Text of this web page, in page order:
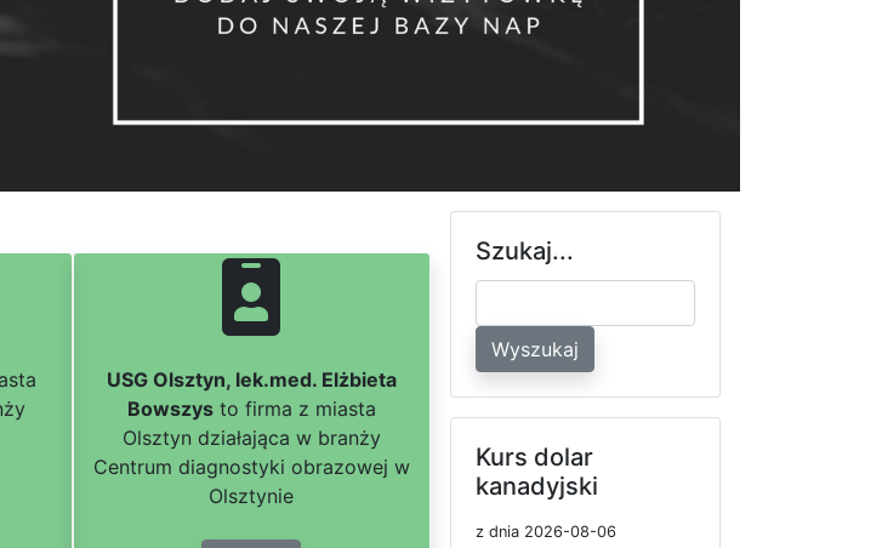
USG Olsztyn, lek.med. Elżbieta
Bowszysto firma z miasta
Olsztyn działająca w branży
Centrum diagnostyki obrazowej w
Olsztynie
Szukaj...
Wyszukaj
Kurs dolar
kanadyjski
z dnia 2026-08-06